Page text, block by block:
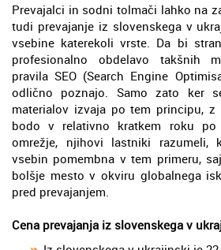
Prevajalci in sodni tolmači lahko na
tudi prevajanje iz slovenskega v
vsebine katerekoli vrste. Da bi
profesionalno obdelavo takšnih
pravila SEO (Search Engine
odlično poznajo. Samo zato ker
materialov izvaja po tem principu,
bodo v relativno kratkem roku
omrežje, njihovi lastniki razumeli,
vsebin pomembna v tem primeru,
bolšje mesto v okviru globalnega
pred prevajanjem.
Cena prevajanja iz slovenskega v